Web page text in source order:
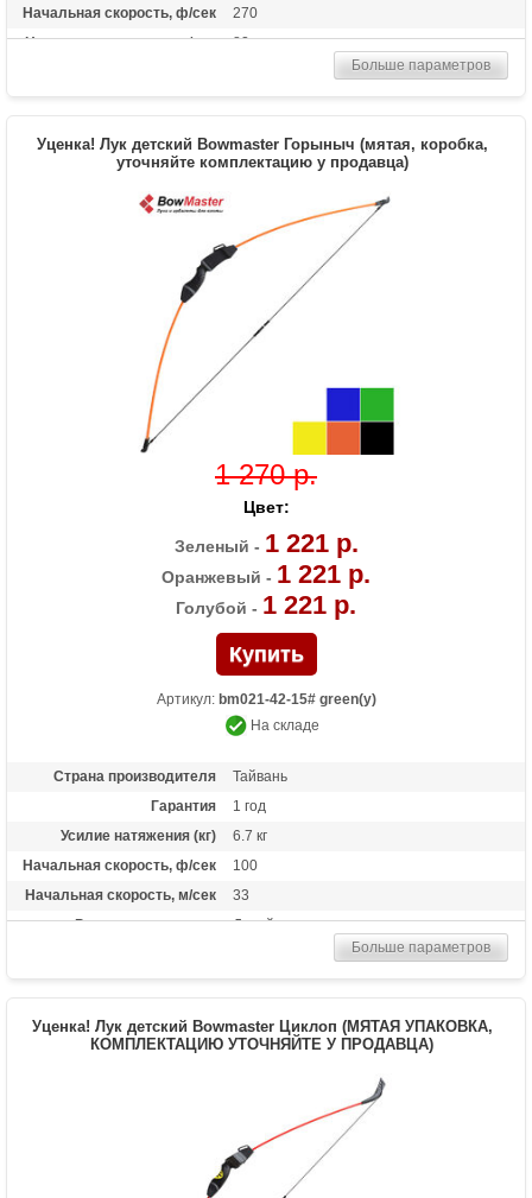
Начальная скорость, ф/сек
270
Начальная скорость, м/сек
82
Сброс усилия (%)
60%
Расстояние между осями
28 дюймов
Комплектация макс.
сайт, воск, две алюминиевые стрелы
Пластиковая полочка, простой 1-
пиновый прицел
Назначение
Развлечение, спорт
Особенности
Регулировка от 30 до 55 фунтов
Больше параметров
Уценка! Лук детский Bowmaster Горыныч (мятая, коробка,
уточняйте комплектацию у продавца)
1 270 р.
Цвет:
Зеленый - 1 221 р.
Оранжевый - 1 221 р.
Голубой - 1 221 р.
Артикул: bm021-42-15# green(у)
На складе
Страна производителя
Тайвань
Гарантия
1 год
Усилие натяжения (кг)
6.7 кг
Начальная скорость, ф/сек
100
Начальная скорость, м/сек
33
Рекомендуется для
Детей
Комплектация
Две фиберглассовые стрелы 28, крага,
напальчник
Масса (кг)
0.5 кг
Подходит для детей от 7 лет
Больше параметров
Уценка! Лук детский Bowmaster Циклоп (МЯТАЯ УПАКОВКА,
КОМПЛЕКТАЦИЮ УТОЧНЯЙТЕ У ПРОДАВЦА)